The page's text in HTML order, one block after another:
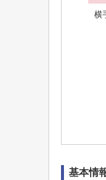
横
基本情